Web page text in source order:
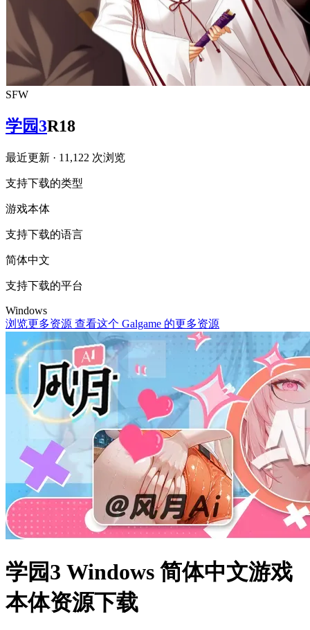
SFW
学园3R18
最近更新 · 11,122 次浏览
支持下载的类型
游戏本体
支持下载的语言
简体中文
支持下载的平台
Windows
浏览更多资源 查看这个 Galgame 的更多资源
学园3 Windows 简体中文游戏
本体资源下载